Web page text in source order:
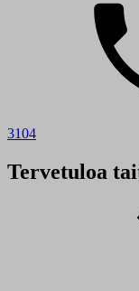
3104
Tervetuloa